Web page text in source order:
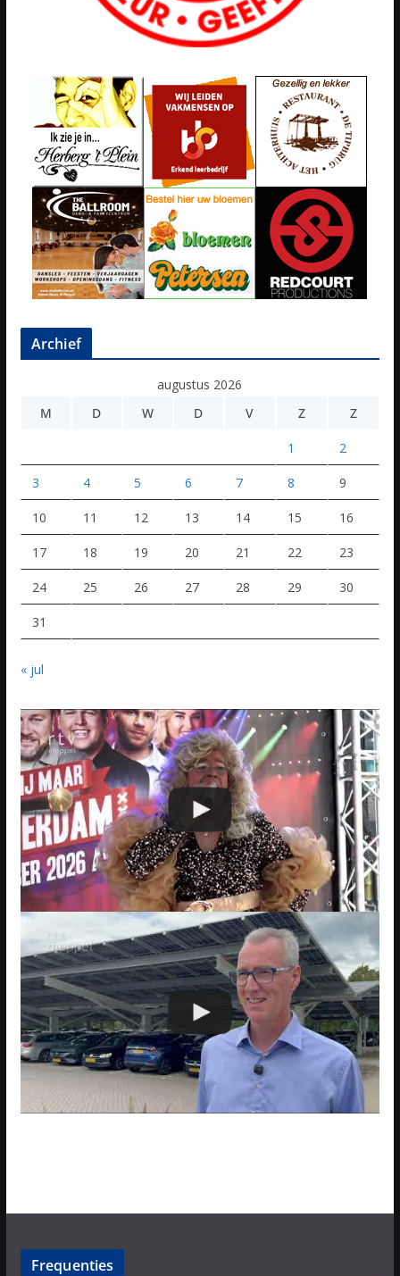
Archief
augustus 2026
M
D W D V Z Z
1 2
3 4 5 6 7 8 9
10 11 12 13 14 15 16
17 18 19 20 21 22 23
24 25 26 27 28 29 30
31
« jul
Frequenties